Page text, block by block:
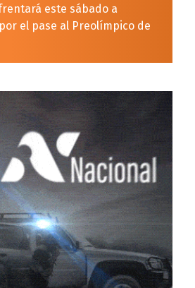
este sábado a
el pase al Preolímpico de